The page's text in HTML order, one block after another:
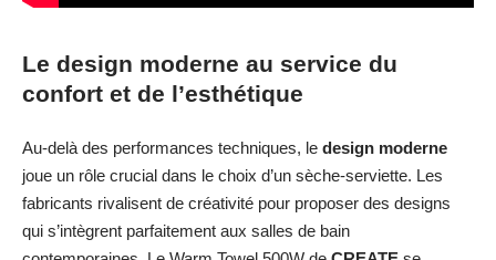
Le design moderne au service du
confort et de l’esthétique
Au-delà des performances techniques, le design moderne
joue un rôle crucial dans le choix d’un sèche-serviette. Les
fabricants rivalisent de créativité pour proposer des designs
qui s’intègrent parfaitement aux salles de bain